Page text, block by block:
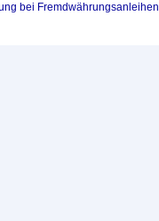
bei Fremdwährungsanleihen